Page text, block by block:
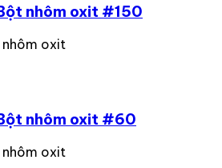
nhôm oxit #150
nhôm oxit
nhôm oxit #60
nhôm oxit